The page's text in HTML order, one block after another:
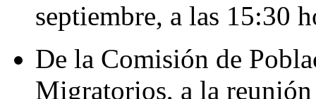
septiembre, a las 15:30
De la Comisión de
Migratorios, a la reunión